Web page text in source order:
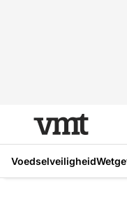
Voedselveiligheid